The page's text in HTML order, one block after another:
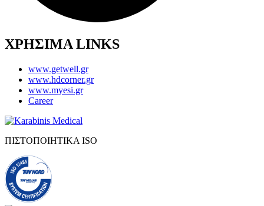
ΧΡΗΣΙΜΑ LINKS
www.getwell.gr
www.hdcorner.gr
www.myesi.gr
Career
ΠΙΣΤΟΠΟΙΗΤΙΚΑ ISO